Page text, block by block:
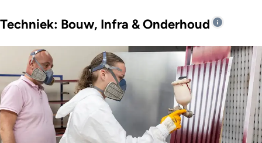
Techniek: Bouw, Infra & Onderhoud